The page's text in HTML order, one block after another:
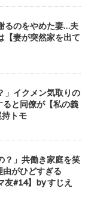
るのをやめた妻…夫
【妻が突然家を出て
」イクメン気取りの
と同僚が【私の義
トモ
？」共働き家庭を笑
がひどすぎる
友#14】by すじえ